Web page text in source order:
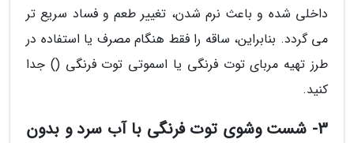
داخلی شده و باعث نرم شدن، تغییر طعم و فساد سریع تر
می گردد. بنابراین، ساقه را فقط هنگام مصرف یا استفاده در
طرز تهیه مربای توت فرنگی یا اسموتی توت فرنگی () جدا
کنید.
3- شست وشوی توت فرنگی با آب سرد و بدون